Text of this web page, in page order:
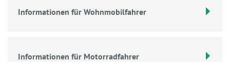
Informationen für Wohnmobilfahrer
Informationen für Motorradfahrer